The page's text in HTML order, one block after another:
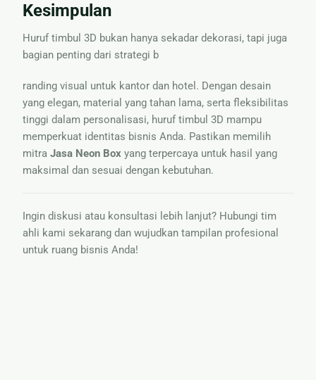
Kesimpulan
Huruf timbul 3D bukan hanya sekadar dekorasi, tapi juga
bagian penting dari strategi b
randing visual untuk kantor dan hotel. Dengan desain
yang elegan, material yang tahan lama, serta fleksibilitas
tinggi dalam personalisasi, huruf timbul 3D mampu
memperkuat identitas bisnis Anda. Pastikan memilih
mitraJasa Neon Box yang terpercaya untuk hasil yang
maksimal dan sesuai dengan kebutuhan.
Ingin diskusi atau konsultasi lebih lanjut? Hubungi tim
ahli kami sekarang dan wujudkan tampilan profesional
untuk ruang bisnis Anda!